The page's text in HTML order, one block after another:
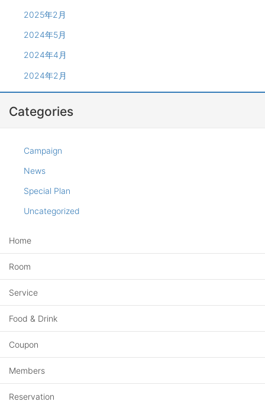
2025年2月
2024年5月
2024年4月
2024年2月
Categories
Campaign
News
Special Plan
Uncategorized
Home
Room
Service
Food & Drink
Coupon
Members
Reservation